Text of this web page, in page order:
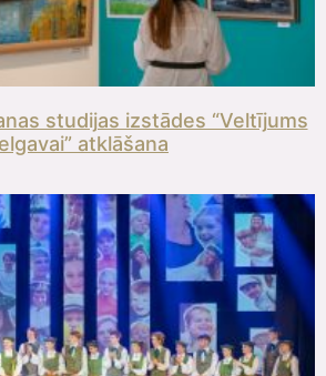
studijas izstādes “Veltījums
atklāšana